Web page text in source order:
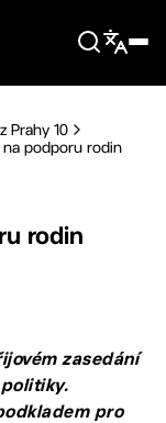
Prahy 10
podporu rodin
rodin
zasedání
pro